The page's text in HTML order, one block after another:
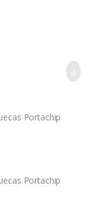
Portachip
Portachip